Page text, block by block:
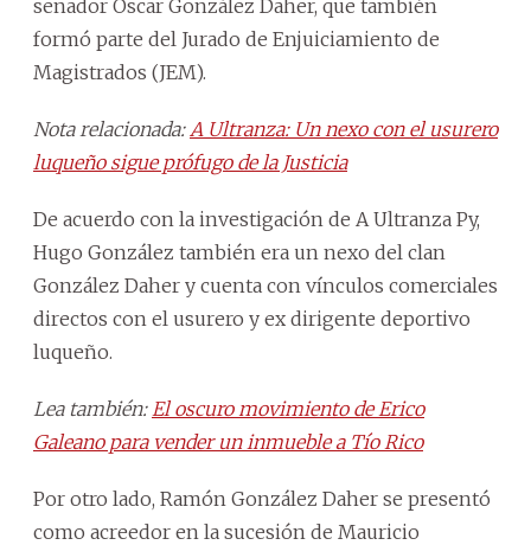
senador Óscar González Daher, que también
formó parte del Jurado de Enjuiciamiento de
Magistrados (JEM).
Nota relacionada: A Ultranza: Un nexo con el usurero
luqueño sigue prófugo de la Justicia
De acuerdo con la investigación de A Ultranza Py,
Hugo González también era un nexo del clan
González Daher y cuenta con vínculos comerciales
directos con el usurero y ex dirigente deportivo
luqueño.
Lea también: El oscuro movimiento de Erico
Galeano para vender un inmueble a Tío Rico
Por otro lado, Ramón González Daher se presentó
como acreedor en la sucesión de Mauricio